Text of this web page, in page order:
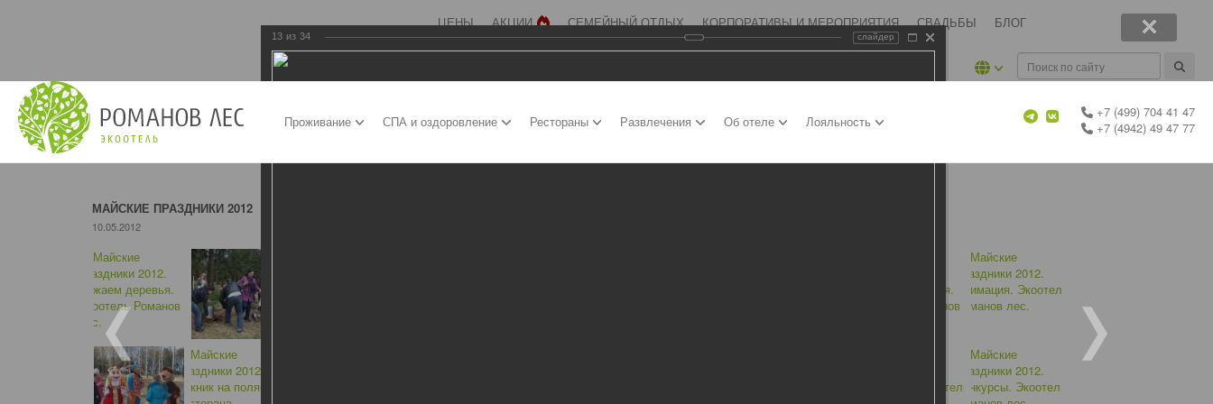
ЦЕНЫ АКЦИИ СЕМЕЙНЫЙ ОТДЫХ КОРПОРАТИВЫ И МЕРОПРИЯТИЯ СВАДЬБЫ БЛОГ
Проживание СПА и оздоровление Рестораны Развлечения Об отеле Лояльность
+7 (499) 704 41 47
+7 (4942) 49 47 77
МАЙСКИЕ ПРАЗДНИКИ 2012
10.05.2012
13 из 34 слайдер